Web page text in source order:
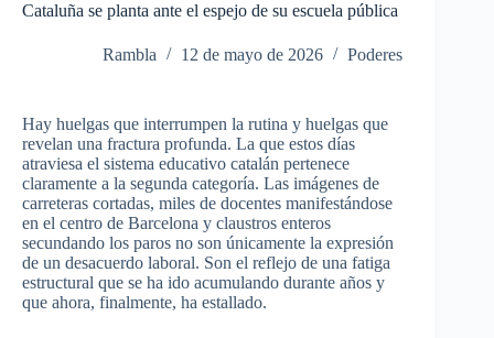
Cataluña se planta ante el espejo de su escuela pública
Rambla 12 de mayo de 2026 Poderes
Hay huelgas que interrumpen la rutina y huelgas que
revelan una fractura profunda. La que estos días
atraviesa el sistema educativo catalán pertenece
claramente a la segunda categoría. Las imágenes de
carreteras cortadas, miles de docentes manifestándose
en el centro de Barcelona y claustros enteros
secundando los paros no son únicamente la expresión
de un desacuerdo laboral. Son el reflejo de una fatiga
estructural que se ha ido acumulando durante años y
que ahora, finalmente, ha estallado.